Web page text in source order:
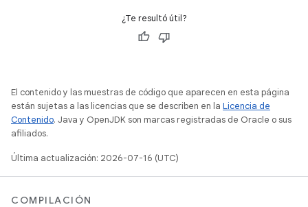
¿Te resultó útil?
El contenido y las muestras de código que aparecen en esta página
están sujetas a las licencias que se describen en la Licencia de
Contenido. Java y OpenJDK son marcas registradas de Oracle o sus
afiliados.
Última actualización: 2026-07-16 (UTC)
COMPILACIÓN